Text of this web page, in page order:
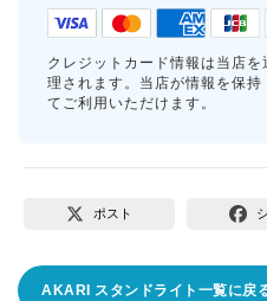
クレジットカード情報は当店
理されます。当店が情報を保
てご利用いただけます。
ポスト
AKARI スタンドライト一覧に戻